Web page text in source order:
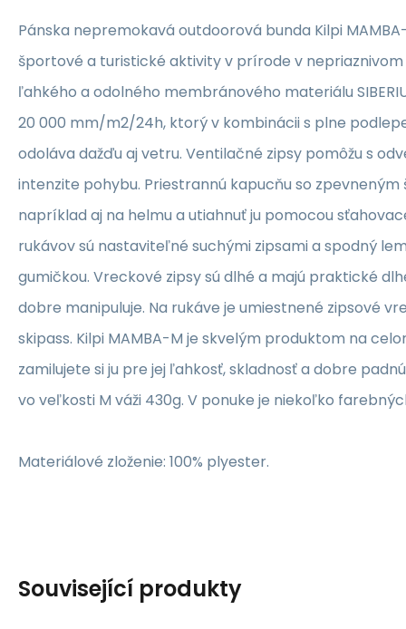
Pánska nepremokavá outdoorová bunda Kilpi
športové a turistické aktivity v prírode v
ľahkého a odolného membránového materiálu
20 000 mm/m2/24h, ktorý v kombinácii s plne
odoláva dažďu aj vetru. Ventilačné zipsy pomôžu s
intenzite pohybu. Priestrannú kapucňu so zpevneným
napríklad aj na helmu a utiahnuť ju pomocou
rukávov sú nastaviteľné suchými zipsami a spodný
gumičkou. Vreckové zipsy sú dlhé a majú praktické
dobre manipuluje. Na rukáve je umiestnené zipsové
skipass. Kilpi MAMBA-M je skvelým produktom na
zamilujete si ju pre jej ľahkosť, skladnosť a dobre
vo veľkosti M váži 430g. V ponuke je niekoľko
Materiálové zloženie: 100% plyester.
Související produkty